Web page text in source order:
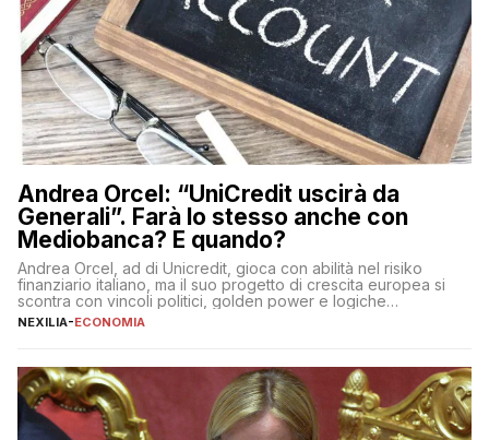
Andrea Orcel: “UniCredit uscirà da
Generali”. Farà lo stesso anche con
Mediobanca? E quando?
Andrea Orcel, ad di Unicredit, gioca con abilità nel risiko
finanziario italiano, ma il suo progetto di crescita europea si
scontra con vincoli politici, golden power e logiche
protezionistiche. Orcel e la mossa su Generali Andrea Orcel,
NEXILIA-ECONOMIA